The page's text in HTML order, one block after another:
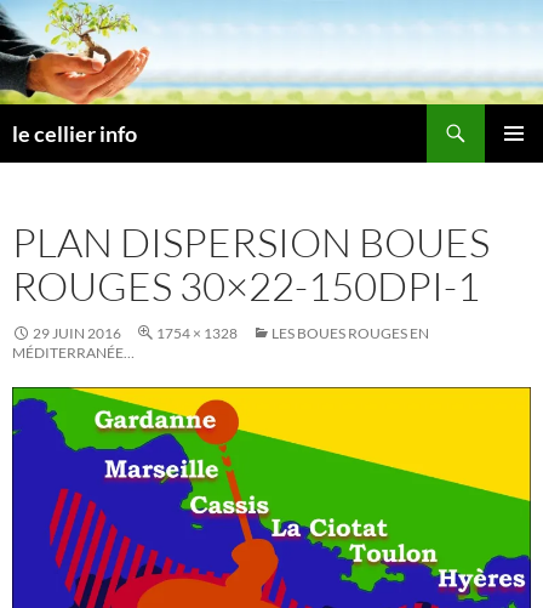
Aller
au
contenu
le cellier info
PLAN DISPERSION BOUES
ROUGES 30×22-150DPI-1
29 JUIN 2016 1754 × 1328
LES BOUES ROUGES EN
MÉDITERRANÉE…